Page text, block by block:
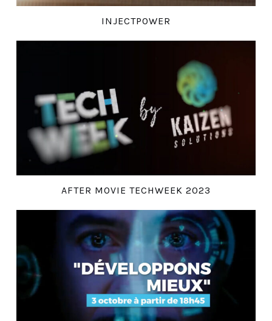
INJECTPOWER
AFTER MOVIE TECHWEEK 2023